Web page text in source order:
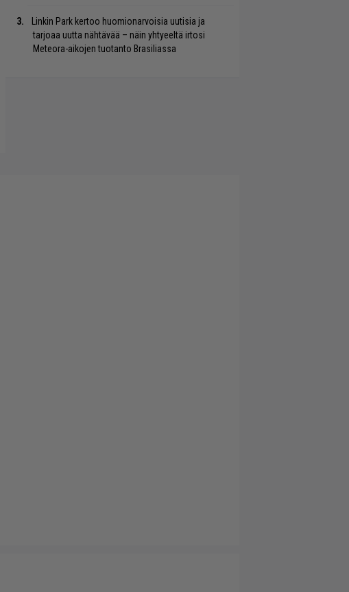
Linkin Park kertoo huomionarvoisia uutisia ja
tarjoaa uutta nähtävää – näin yhtyeeltä irtosi
Meteora-aikojen tuotanto Brasiliassa